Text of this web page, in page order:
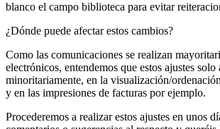
blanco el campo biblioteca para evitar
¿Dónde puede afectar estos cambios?
Como las comunicaciones se realizan
electrónicos, entendemos que estos ajustes solo
minoritariamente, en la visualización/
y en las impresiones de facturas por ejemplo.
Procederemos a realizar estos ajustes en unos